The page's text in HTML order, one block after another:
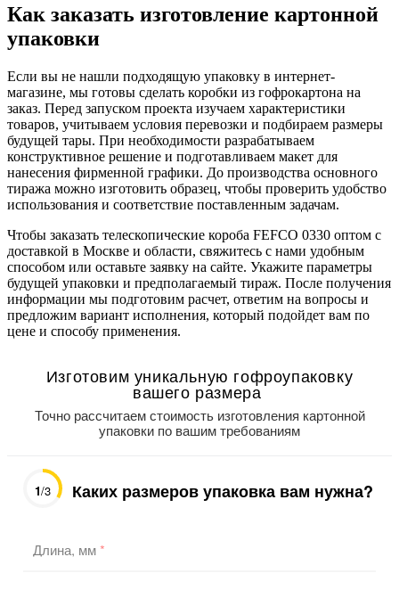
Как заказать изготовление картонной
упаковки
Если вы не нашли подходящую упаковку в интернет-
магазине, мы готовы сделать коробки из гофрокартона на
заказ. Перед запуском проекта изучаем характеристики
товаров, учитываем условия перевозки и подбираем размеры
будущей тары. При необходимости разрабатываем
конструктивное решение и подготавливаем макет для
нанесения фирменной графики. До производства основного
тиража можно изготовить образец, чтобы проверить удобство
использования и соответствие поставленным задачам.
Чтобы заказать телескопические короба FEFCO 0330 оптом с
доставкой в Москве и области, свяжитесь с нами удобным
способом или оставьте заявку на сайте. Укажите параметры
будущей упаковки и предполагаемый тираж. После получения
информации мы подготовим расчет, ответим на вопросы и
предложим вариант исполнения, который подойдет вам по
цене и способу применения.
Изготовим уникальную гофроупаковку
вашего размера
Точно рассчитаем стоимость изготовления картонной
упаковки по вашим требованиям
1/3 Каких размеров упаковка вам нужна?
Длина, мм*